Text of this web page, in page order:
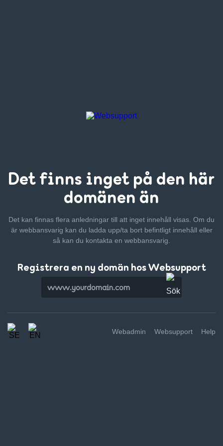
Det finns inget på den här
domänen än
Det kan finnas flera anledningar till att inget innehåll visas. Om du
är webbansvarig kan du ladda upp/ta bort befintligt innehåll eller
så kan du kontakta en webbansvarig.
Registrera en ny domän hos Websupport
Webadmin Websupport Help